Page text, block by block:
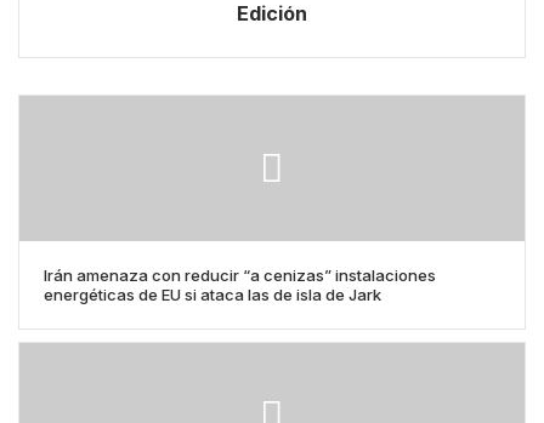
Edición
Irán amenaza con reducir “a cenizas” instalaciones
energéticas de EU si ataca las de isla de Jark